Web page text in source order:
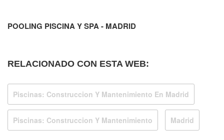
POOLING PISCINA Y SPA - MADRID
RELACIONADO CON ESTA WEB:
Piscinas: Construccion Y Mantenimiento En Madrid
Piscinas: Construccion Y Mantenimiento Madrid